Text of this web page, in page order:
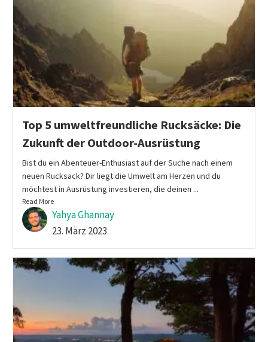
Top 5 umweltfreundliche Rucksäcke: Die
Zukunft der Outdoor-Ausrüstung
Bist du ein Abenteuer-Enthusiast auf der Suche nach einem
neuen Rucksack? Dir liegt die Umwelt am Herzen und du
möchtest in Ausrüstung investieren, die deinen ...
Read More
Yahya Ghannay
23. März 2023